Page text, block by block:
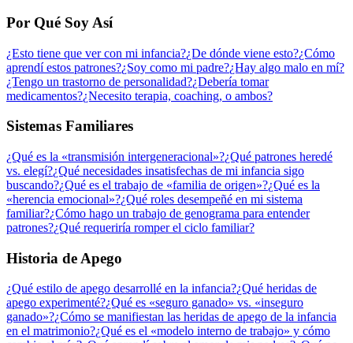
Por Qué Soy Así
¿Esto tiene que ver con mi infancia?¿De dónde viene esto?¿Cómo
aprendí estos patrones?¿Soy como mi padre?¿Hay algo malo en mí?
¿Tengo un trastorno de personalidad?¿Debería tomar
medicamentos?¿Necesito terapia, coaching, o ambos?
Sistemas Familiares
¿Qué es la «transmisión intergeneracional»?¿Qué patrones heredé
vs. elegí?¿Qué necesidades insatisfechas de mi infancia sigo
buscando?¿Qué es el trabajo de «familia de origen»?¿Qué es la
«herencia emocional»?¿Qué roles desempeñé en mi sistema
familiar?¿Cómo hago un trabajo de genograma para entender
patrones?¿Qué requeriría romper el ciclo familiar?
Historia de Apego
¿Qué estilo de apego desarrollé en la infancia?¿Qué heridas de
apego experimenté?¿Qué es «seguro ganado» vs. «inseguro
ganado»?¿Cómo se manifiestan las heridas de apego de la infancia
en el matrimonio?¿Qué es el «modelo interno de trabajo» y cómo